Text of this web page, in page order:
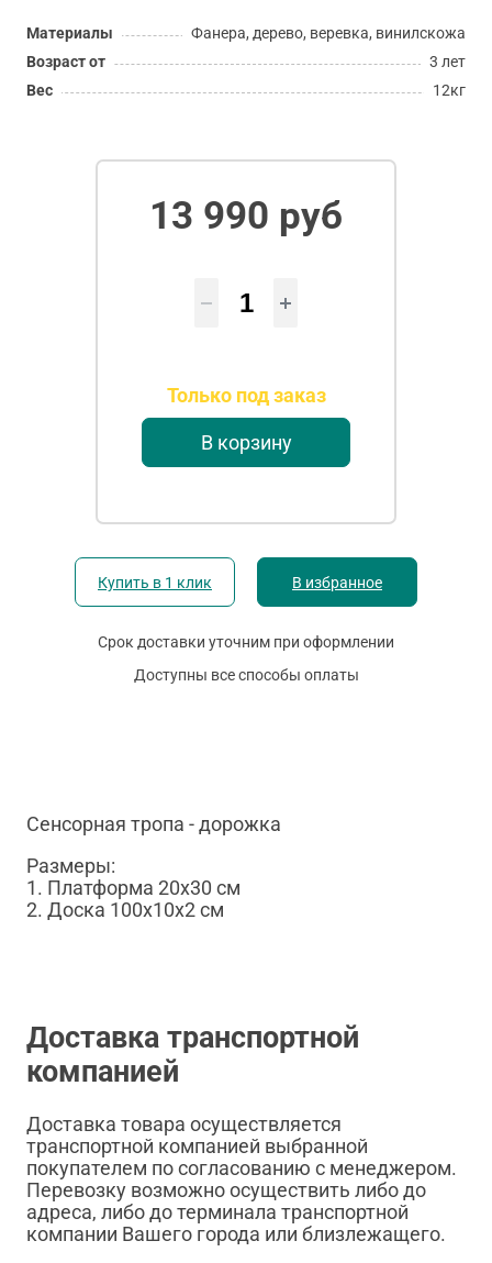
Материалы
Фанера, дерево, веревка, винилскожа
Возраст от
3 лет
Вес
12кг
13 990 руб
Только под заказ
В корзину
Купить в 1 клик В избранное
Срок доставки уточним при оформлении
Доступны все способы оплаты
Сенсорная тропа - дорожка
Размеры:
1. Платформа 20х30 см
2. Доска 100х10х2 см
Доставка транспортной
компанией
Доставка товара осуществляется
транспортной компанией выбранной
покупателем по согласованию с менеджером.
Перевозку возможно осуществить либо до
адреса, либо до терминала транспортной
компании Вашего города или близлежащего.